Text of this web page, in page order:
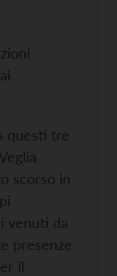
questi tre
scorso in
venuti da
presenze
il